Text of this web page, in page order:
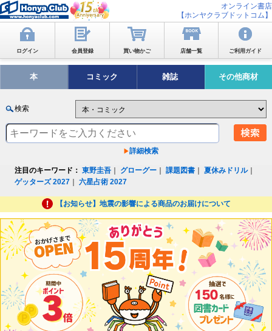
オンライン書店
【ホンヤクラブドットコム】
ログイン 会員登録 買い物かご 店舗一覧 ご利用ガイド
本 コミック 雑誌 その他商材
検索
詳細検索
注目のキーワード： 東野圭吾 グローグー ｜課題図書 ｜夏休みドリル｜
ゲッターズ 2027 ｜六星占術 2027
【お知らせ】地震の影響による商品のお届けについて